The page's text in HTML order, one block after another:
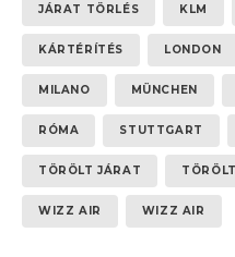
JÁRAT TÖRLÉS KLM
KÁRTÉRÍTÉS LONDON
MILANO MÜNCHEN
RÓMA STUTTGART
TÖRÖLT JÁRAT
WIZZ AIR WIZZ AIR